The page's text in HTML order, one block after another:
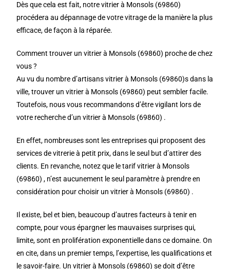
Dès que cela est fait, notre vitrier à Monsols (69860)
procédera au dépannage de votre vitrage de la manière la plus
efficace, de façon à la réparée.
Comment trouver un vitrier à Monsols (69860) proche de chez
vous ?
Au vu du nombre d’artisans vitrier à Monsols (69860)s dans la
ville, trouver un vitrier à Monsols (69860) peut sembler facile.
Toutefois, nous vous recommandons d’être vigilant lors de
votre recherche d’un vitrier à Monsols (69860) .
En effet, nombreuses sont les entreprises qui proposent des
services de vitrerie à petit prix, dans le seul but d’attirer des
clients. En revanche, notez que le tarif vitrier à Monsols
(69860) , n’est aucunement le seul paramètre à prendre en
considération pour choisir un vitrier à Monsols (69860) .
Il existe, bel et bien, beaucoup d’autres facteurs à tenir en
compte, pour vous épargner les mauvaises surprises qui,
limite, sont en prolifération exponentielle dans ce domaine. On
en cite, dans un premier temps, l’expertise, les qualifications et
le savoir-faire. Un vitrier à Monsols (69860) se doit d’être